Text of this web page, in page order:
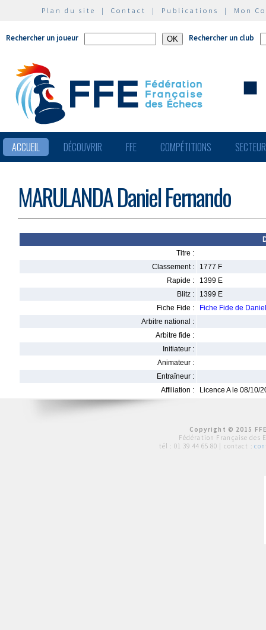
Plan du site | Contact | Publications | Mon
Rechercher un joueur Rechercher un club
ACCUEIL DÉCOUVRIR FFE COMPÉTITIONS
MARULANDA Daniel Fernando
Titre :
Classement :
1777 F
Rapide :
1399 E
Blitz :
1399 E
Fiche Fide :
Fiche Fide de
Arbitre national :
Arbitre fide :
Initiateur :
Animateur :
Entraîneur :
Affiliation :
Licence A le 08/10/
Copyright © 2015
Fédération Française des
tél : 01 39 44 65 80 | contact :